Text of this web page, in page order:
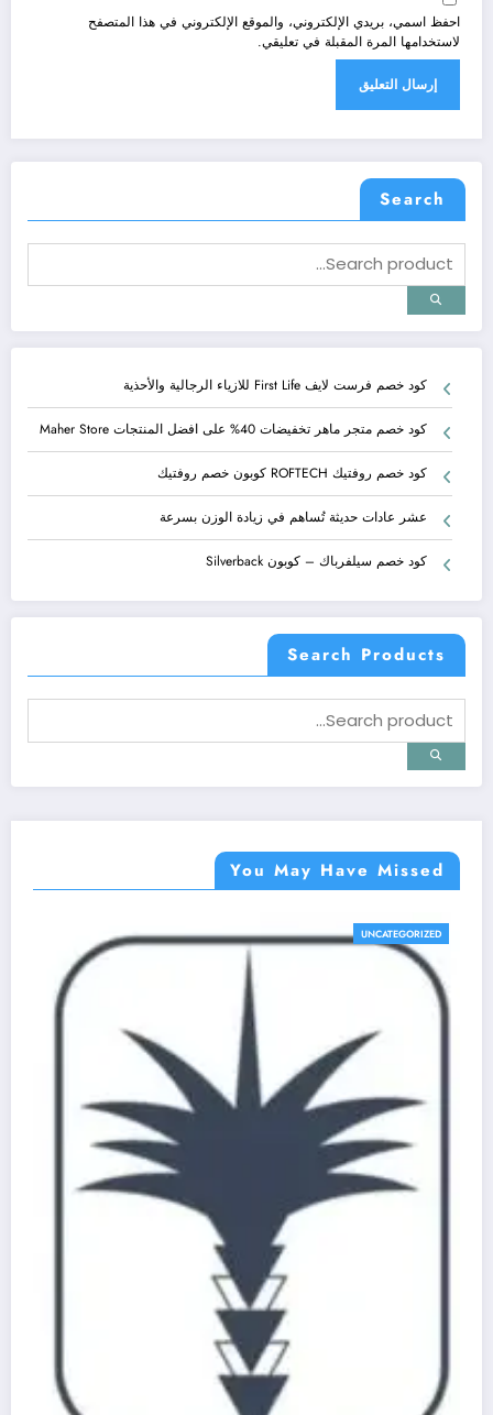
احفظ اسمي، بريدي الإلكتروني، والموقع الإلكتروني في هذا المتصفح
لاستخدامها المرة المقبلة في تعليقي.
Search
كود خصم فرست لايف First Life للازياء الرجالية والأحذية
كود خصم متجر ماهر تخفيضات 40% على افضل المنتجات Maher Store
كود خصم روفتيك ROFTECH كوبون خصم روفتيك
عشر عادات حديثة تُساهم في زيادة الوزن بسرعة
كود خصم سيلفرباك – كوبون Silverback
Search Products
You May Have Missed
UNCATEGORIZED